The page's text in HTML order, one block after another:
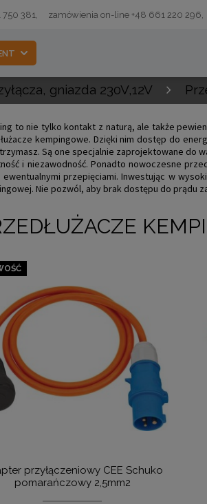
381, zamówienia on-line +48 661 220 296,
gniazda 230V,12V
to nie tylko kontakt z naturą, ale także
kempingowe. Dzięki nim dostęp do
Są one specjalnie zaprojektowane do
i niezawodność. Ponadto nowoczesne
przepięciami. Inwestując w
Nie pozwól, aby brak dostępu do prądu
przyłączeniowy CEE Schuko
pomarańczowy 2,5mm2